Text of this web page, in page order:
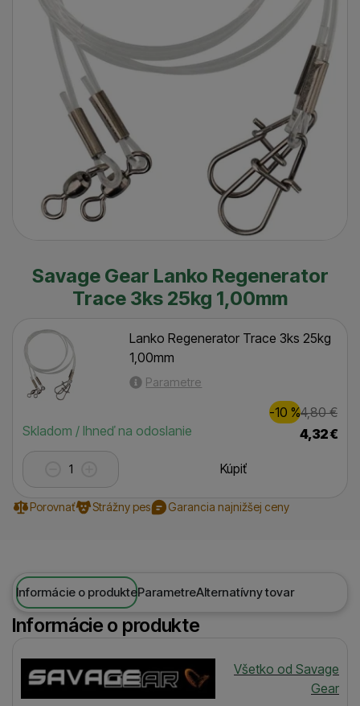
Savage Gear Lanko Regenerator
Trace 3ks 25kg 1,00mm
Dostupnosť
Skladom / Ihneď na odoslanie
Lanko Regenerator Trace 3ks 25kg
1,00mm
Parametre
4,80€
Zľava
0,00€
(
-10 %
)
4,32€
Kúpiť
Porovnať Strážny pes Garancia najnižšej ceny
Informácie o produkteParametreAlternatívny tovar
Informácie o produkte
Výrobca
Všetko od Savage
Gear